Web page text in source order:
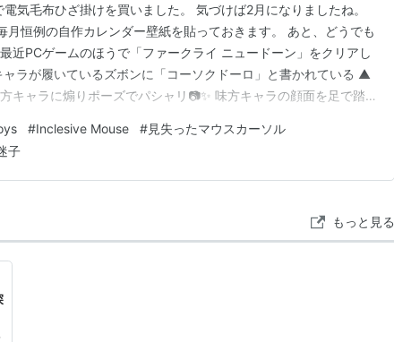
気毛布ひざ掛けを買いました。 気づけば2月になりましたね。
月恒例の自作カレンダー壁紙を貼っておきます。 あと、どうでも
近PCゲームのほうで「ファークライ ニュードーン」をクリアし
ラが履いているズボンに「コーソクドーロ」と書かれている ▲
キャラに煽りポーズでパシャリ📷✨ 味方キャラの顔面を足で踏
ゲームがどういうゲームなのかを十分理解いただけているはずで
ークライ6」という…
#Inclesive Mouse #見失ったマウスカーソル
子
もっと見る